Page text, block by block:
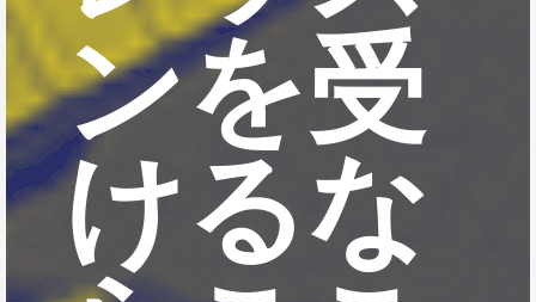
ンを受
けるな